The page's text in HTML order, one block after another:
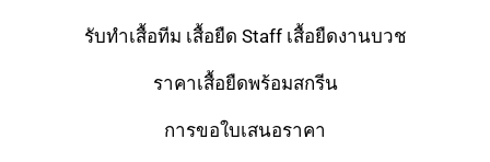
รับทำเสื้อทีม เสื้อยืด Staff เสื้อยืดงานบวช
ราคาเสื้อยืดพร้อมสกรีน
การขอใบเสนอราคา